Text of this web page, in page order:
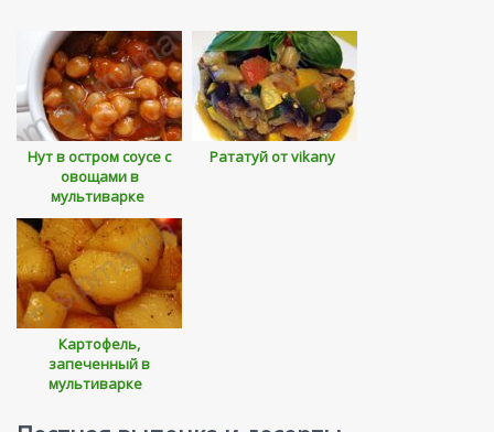
Нут в остром соусе с
овощами в
мультиварке
Рататуй от vikany
Картофель,
запеченный в
мультиварке